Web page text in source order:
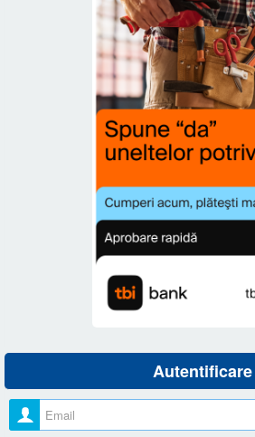
Autentificare
Nume utilizator